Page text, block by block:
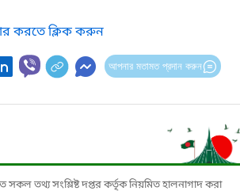
করতে ক্লিক করুন
আপনার মতামত প্রদান করুন
সকল তথ্য সংশ্লিষ্ট দপ্তর কর্তৃক নিয়মিত হালনাগাদ করা